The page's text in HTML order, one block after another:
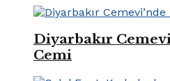
Diyarbakır
Cemi